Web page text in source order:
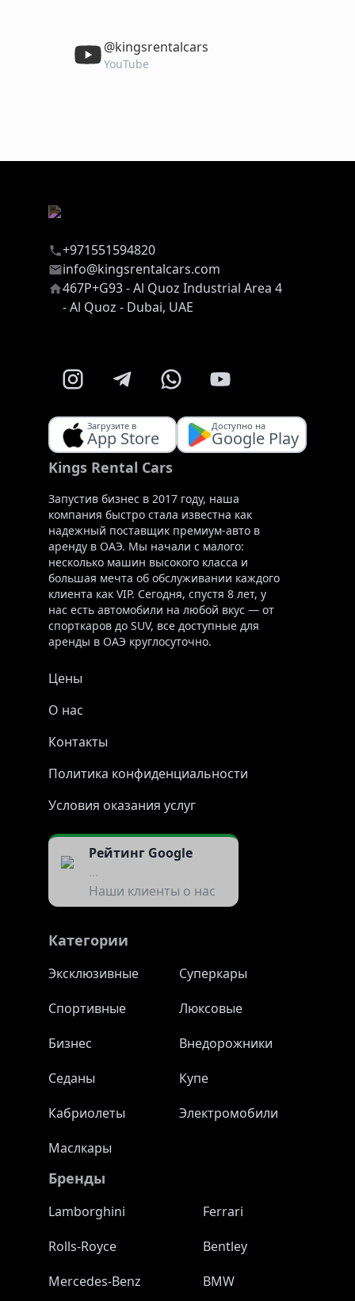
‎@kingsrentalcars
YouTube
+971551594820
info@kingsrentalcars.com
467P+G93 - Al Quoz Industrial Area 4
- Al Quoz - Dubai, UAE
Загрузите в
App Store
Доступно на
Google Play
Kings Rental Cars
Запустив бизнес в 2017 году, наша
компания быстро стала известна как
надежный поставщик премиум-авто в
аренду в ОАЭ. Мы начали с малого:
несколько машин высокого класса и
большая мечта об обслуживании каждого
клиента как VIP. Сегодня, спустя 8 лет, у
нас есть автомобили на любой вкус — от
спорткаров до SUV, все доступные для
аренды в ОАЭ круглосуточно.
Цены
О нас
Контакты
Политика конфиденциальности
Условия оказания услуг
Рейтинг Google
...
Наши клиенты о нас
Категории
Эксклюзивные
Суперкары
Спортивные
Люксовые
Бизнес
Внедорожники
Седаны
Купе
Кабриолеты
Электромобили
Маслкары
Бренды
Lamborghini
Ferrari
Rolls-Royce
Bentley
Mercedes-Benz
BMW